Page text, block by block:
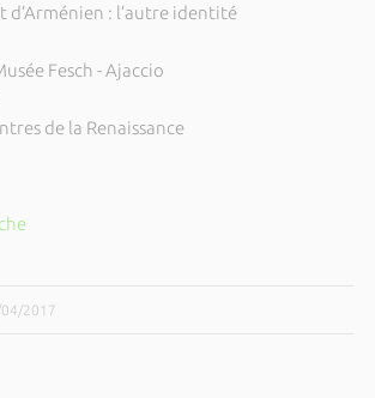
d’Arménien : l’autre identité
Fesch - Ajaccio
de la Renaissance
2017